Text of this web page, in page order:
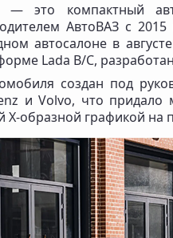
— это компактный
АвтоВАЗ с
автосалоне в
Lada B/C,
создан под
и Volvo, что
X-образной графикой на